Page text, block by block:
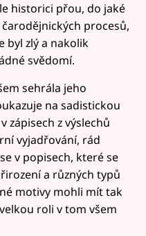
historici přou, do jaké
procesů,
byl zlý a nakolik
svědomí.
sehrála jeho
na sadistickou
zápisech z výslechů
vyjadřování, rád
v popisech, které se
a různých typů
motivy mohli mít tak
roli v tom všem